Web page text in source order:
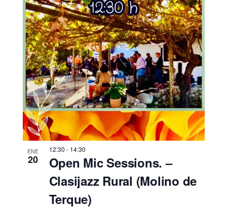
ENE
20
12:30 - 14:30
Open Mic Sessions. –
Clasijazz Rural (Molino de
Terque)